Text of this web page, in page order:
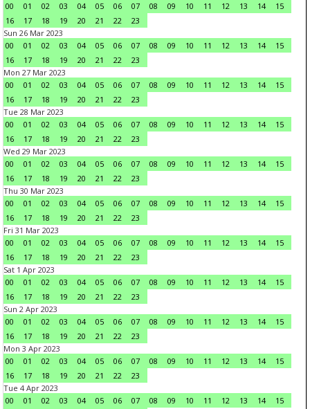
00
01 02 03 04 05 06 07 08 09 10 11 12 13 14
15
16
17 18 19 20 21 22
23
Sun 26 Mar 2023
00
01 02 03 04 05 06 07 08 09 10 11 12 13 14
15
16
17 18 19 20 21 22
23
Mon 27 Mar 2023
00
01 02 03 04 05 06 07 08 09 10 11 12 13 14
15
16
17 18 19 20 21 22
23
Tue 28 Mar 2023
00
01 02 03 04 05 06 07 08 09 10 11 12 13 14
15
16
17 18 19 20 21 22
23
Wed 29 Mar 2023
00
01 02 03 04 05 06 07 08 09 10 11 12 13 14
15
16
17 18 19 20 21 22
23
Thu 30 Mar 2023
00
01 02 03 04 05 06 07 08 09 10 11 12 13 14
15
16
17 18 19 20 21 22
23
Fri 31 Mar 2023
00
01 02 03 04 05 06 07 08 09 10 11 12 13 14
15
16
17 18 19 20 21 22
23
Sat 1 Apr 2023
00
01 02 03 04 05 06 07 08 09 10 11 12 13 14
15
16
17 18 19 20 21 22
23
Sun 2 Apr 2023
00
01 02 03 04 05 06 07 08 09 10 11 12 13 14
15
16
17 18 19 20 21 22
23
Mon 3 Apr 2023
00
01 02 03 04 05 06 07 08 09 10 11 12 13 14
15
16
17 18 19 20 21 22
23
Tue 4 Apr 2023
00
01 02 03 04 05 06 07 08 09 10 11 12 13 14
15